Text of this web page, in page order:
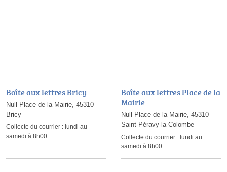
Boîte aux lettres Bricy
Null Place de la Mairie, 45310
Bricy
Collecte du courrier : lundi au
samedi à 8h00
Boîte aux lettres Place de la
Mairie
Null Place de la Mairie, 45310
Saint-Péravy-la-Colombe
Collecte du courrier : lundi au
samedi à 8h00